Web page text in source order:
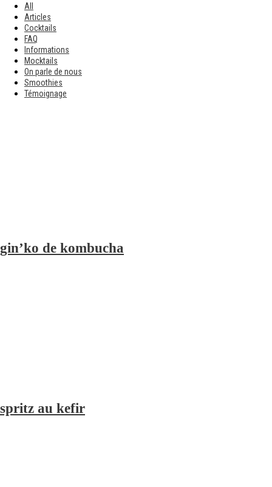
All
Articles
Cocktails
FAQ
Informations
Mocktails
On parle de nous
Smoothies
Témoignage
gin’ko de kombucha
spritz au kefir